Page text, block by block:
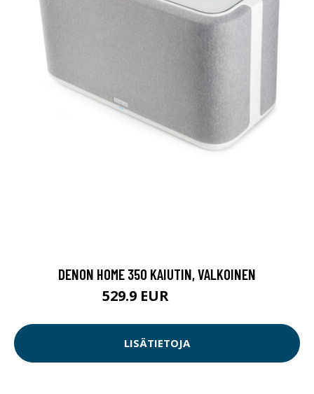
DENON HOME 350 KAIUTIN, VALKOINEN
529.9 EUR
LISÄTIETOJA